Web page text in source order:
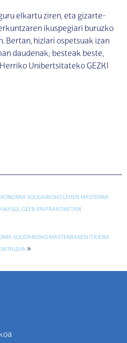
elkartu ziren, eta gizarte-
ikuspegiari buruzko
Bertan, hizlari ospetsuak izan
daudenak; besteak beste,
Unibertsitateko GEZKI
SOLIDARIOKO LEHEN MASTERRA
IKASLE, GEEB-EN PRAKTIKETAN
SOLIDARIOKO MASTERRAREN ITXIERA
EKITALDIA »